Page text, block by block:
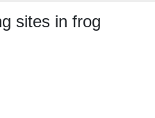
sites in frog